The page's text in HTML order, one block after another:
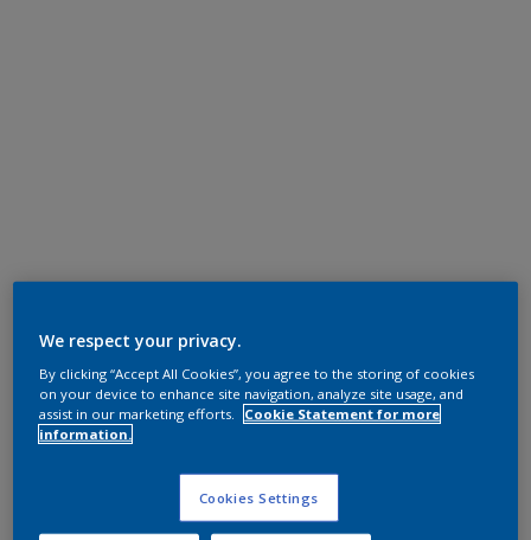
We respect your privacy.
By clicking “Accept All Cookies”, you agree to the storing of cookies
on your device to enhance site navigation, analyze site usage, and
assist in our marketing efforts.
Cookie Statement for more
information.
Cookies Settings